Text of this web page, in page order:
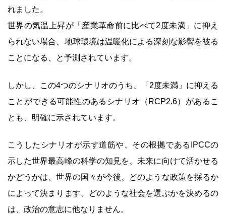
れました。
世界の気温上昇が「産業革命前に比べて2度未満」に抑え
られない場合、地球環境は温暖化による深刻な影響を被る
ことになる、と予測されています。
しかし、この4つのシナリオのうち、「2度未満」に抑える
ことができる可能性のあるシナリオ（RCP2.6）があるこ
とも、明確に示されています。
こうしたシナリオが示す道筋や、その根拠であるIPCCの
示した世界最高峰の科学の知見を、未来に向けて活かせる
かどうかは、世界の国々が今後、どのような政策を採るか
によって決まります。どのような社会を選ぶかを決めるの
は、政治の意志に他なりません。